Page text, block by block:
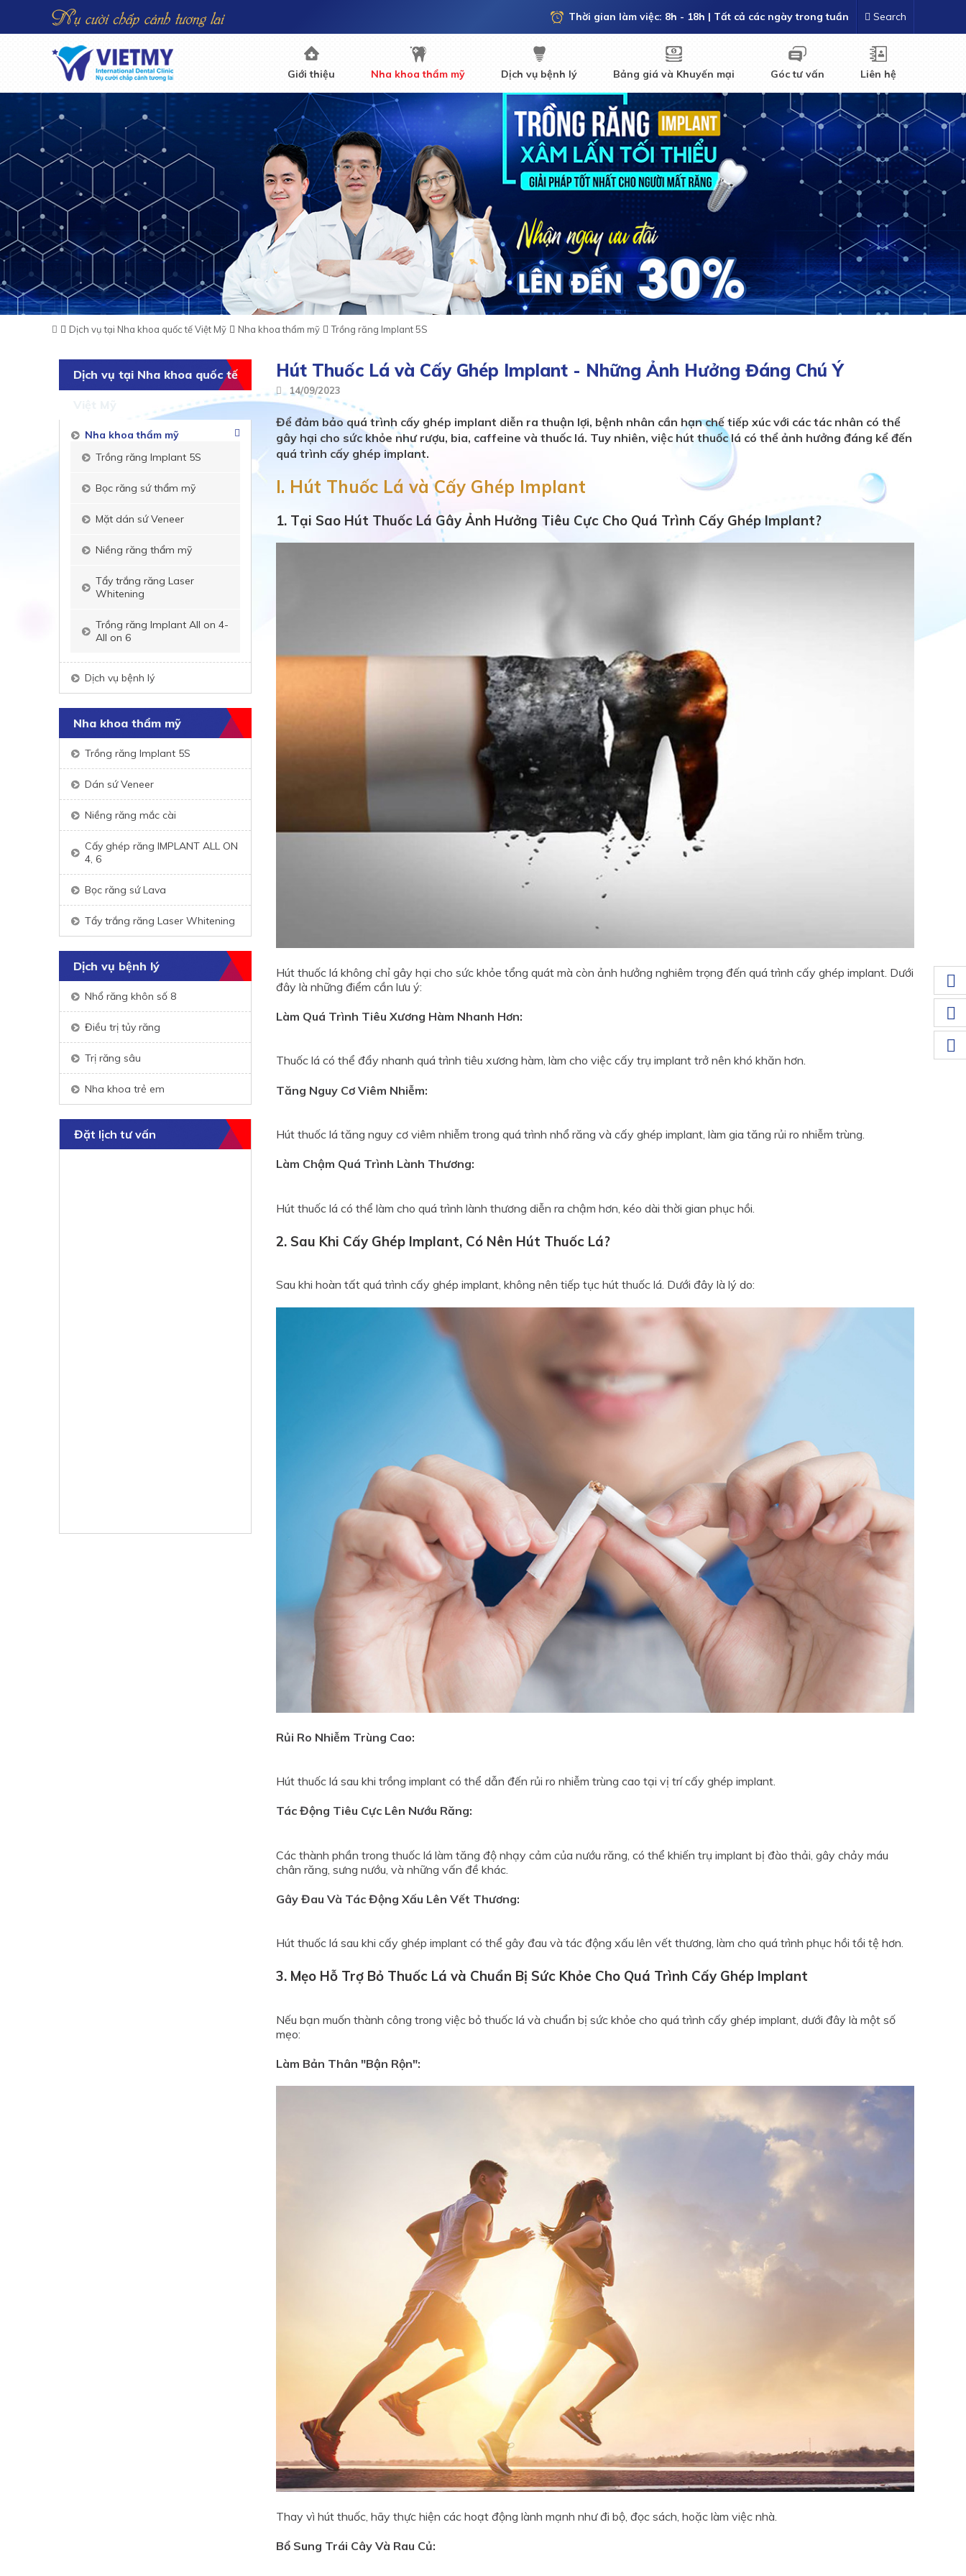
Search
Thời gian làm việc: 8h - 18h | Tất cả các ngày trong tuần
Giới thiệu Nha khoa thẩm mỹ Dịch vụ bệnh lý Bảng giá và Khuyến mại Góc tư vấn Liên hệ
Dịch vụ tại Nha khoa quốc tế Việt Mỹ Nha khoa thẩm mỹ Trồng răng Implant 5S
Dịch vụ tại Nha khoa quốc tế
Nha khoa thẩm mỹ
Trồng răng Implant 5S
Bọc răng sứ thẩm mỹ
Mặt dán sứ Veneer
Niềng răng thẩm mỹ
Tẩy trắng răng Laser
Whitening
Trồng răng Implant All on 4-
All on 6
Dịch vụ bệnh lý
Nha khoa thẩm mỹ
Trồng răng Implant 5S
Dán sứ Veneer
Niềng răng mắc cài
Cấy ghép răng IMPLANT ALL ON
4, 6
Bọc răng sứ Lava
Tẩy trắng răng Laser Whitening
Dịch vụ bệnh lý
Nhổ răng khôn số 8
Điều trị tủy răng
Trị răng sâu
Nha khoa trẻ em
Đặt lịch tư vấn
Hút Thuốc Lá và Cấy Ghép Implant - Những Ảnh Hưởng Đáng Chú Ý
14/09/2023
Để đảm bảo quá trình cấy ghép implant diễn ra thuận lợi, bệnh nhân cần hạn chế tiếp xúc với các tác nhân có thể
gây hại cho sức khỏe như rượu, bia, caffeine và thuốc lá. Tuy nhiên, việc hút thuốc lá có thể ảnh hưởng đáng kể đến
quá trình cấy ghép implant.
I. Hút Thuốc Lá và Cấy Ghép Implant
1. Tại Sao Hút Thuốc Lá Gây Ảnh Hưởng Tiêu Cực Cho Quá Trình Cấy Ghép Implant?
Hút thuốc lá không chỉ gây hại cho sức khỏe tổng quát mà còn ảnh hưởng nghiêm trọng đến quá trình cấy ghép implant. Dưới
đây là những điểm cần lưu ý:
Làm Quá Trình Tiêu Xương Hàm Nhanh Hơn:
Thuốc lá có thể đẩy nhanh quá trình tiêu xương hàm, làm cho việc cấy trụ implant trở nên khó khăn hơn.
Tăng Nguy Cơ Viêm Nhiễm:
Hút thuốc lá tăng nguy cơ viêm nhiễm trong quá trình nhổ răng và cấy ghép implant, làm gia tăng rủi ro nhiễm trùng.
Làm Chậm Quá Trình Lành Thương:
Hút thuốc lá có thể làm cho quá trình lành thương diễn ra chậm hơn, kéo dài thời gian phục hồi.
2. Sau Khi Cấy Ghép Implant, Có Nên Hút Thuốc Lá?
Sau khi hoàn tất quá trình cấy ghép implant, không nên tiếp tục hút thuốc lá. Dưới đây là lý do:
Rủi Ro Nhiễm Trùng Cao:
Hút thuốc lá sau khi trồng implant có thể dẫn đến rủi ro nhiễm trùng cao tại vị trí cấy ghép implant.
Tác Động Tiêu Cực Lên Nướu Răng:
Các thành phần trong thuốc lá làm tăng độ nhạy cảm của nướu răng, có thể khiến trụ implant bị đào thải, gây chảy máu
chân răng, sưng nướu, và những vấn đề khác.
Gây Đau Và Tác Động Xấu Lên Vết Thương:
Hút thuốc lá sau khi cấy ghép implant có thể gây đau và tác động xấu lên vết thương, làm cho quá trình phục hồi tồi tệ hơn.
3. Mẹo Hỗ Trợ Bỏ Thuốc Lá và Chuẩn Bị Sức Khỏe Cho Quá Trình Cấy Ghép Implant
Nếu bạn muốn thành công trong việc bỏ thuốc lá và chuẩn bị sức khỏe cho quá trình cấy ghép implant, dưới đây là một số
mẹo:
Làm Bản Thân "Bận Rộn":
Thay vì hút thuốc, hãy thực hiện các hoạt động lành mạnh như đi bộ, đọc sách, hoặc làm việc nhà.
Bổ Sung Trái Cây Và Rau Củ: